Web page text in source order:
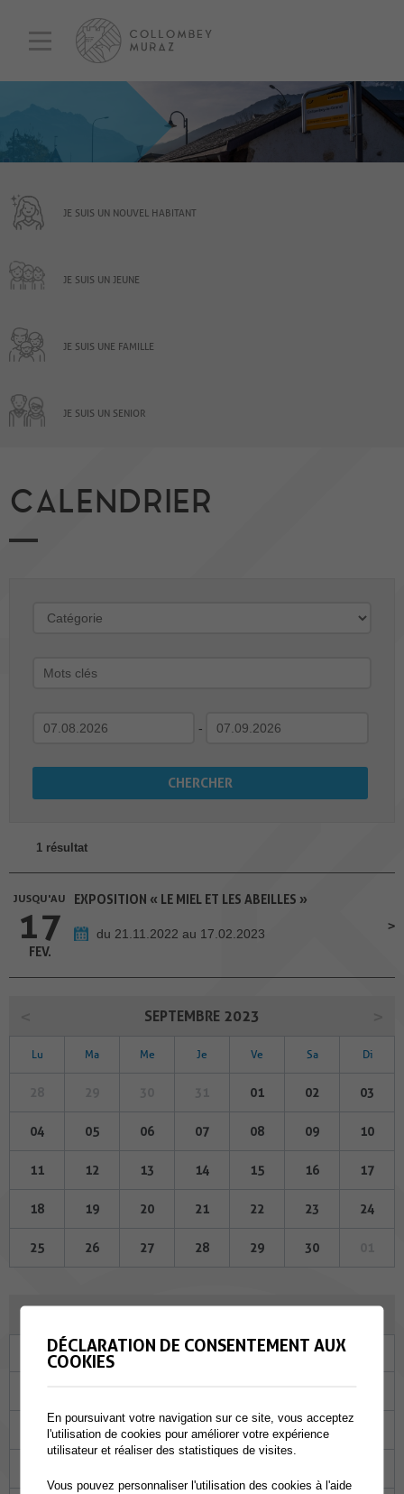
JE SUIS UN NOUVEL HABITANT
JE SUIS UN JEUNE
JE SUIS UNE FAMILLE
JE SUIS UN SENIOR
CALENDRIER
-
1 résultat
JUSQU'AU
17
FEV.
EXPOSITION « LE MIEL ET LES ABEILLES »
du 21.11.2022 au 17.02.2023
SEPTEMBRE 2023
Lu Ma Me Je Ve Sa Di
01 02 03
04 05 06 07 08 09 10
11 12 13 14 15 16 17
18 19 20 21 22 23 24
25 26 27 28 29 30
Ma Me Je Ve Sa
03 04 05 06 07
DÉCLARATION DE CONSENTEMENT AUX
COOKIES
En poursuivant votre navigation sur ce site, vous acceptez
l'utilisation de cookies pour améliorer votre expérience
utilisateur et réaliser des statistiques de visites.
Vous pouvez personnaliser l'utilisation des cookies à l'aide